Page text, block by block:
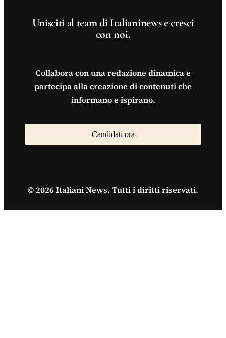
Unisciti al team di Italianinews e cresci
con noi.
Collabora con una redazione dinamica e
partecipa alla creazione di contenuti che
informano e ispirano.
Candidati ora
© 2026 Italiani News. Tutti i diritti riservati.